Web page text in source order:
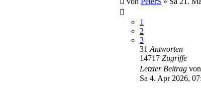
1
2
3
31 Antworten
14717 Zugriffe
Letzter Beitrag von
Sa 4. Apr 2026,